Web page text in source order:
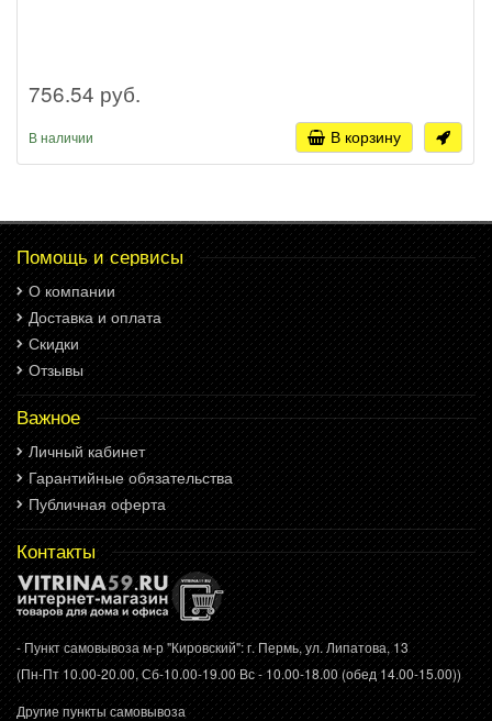
756.54 руб.
В наличии В корзину
Помощь и сервисы
О компании
Доставка и оплата
Скидки
Отзывы
Важное
Личный кабинет
Гарантийные обязательства
Публичная оферта
Контакты
- Пункт самовывоза м-р "Кировский": г. Пермь, ул. Липатова, 13
(Пн-Пт 10.00-20.00, Сб-10.00-19.00 Вс - 10.00-18.00 (обед 14.00-15.00))
Другие пункты самовывоза